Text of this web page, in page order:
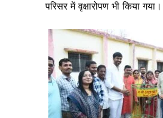
परिसर में वृक्षारोपण भी किया गया।